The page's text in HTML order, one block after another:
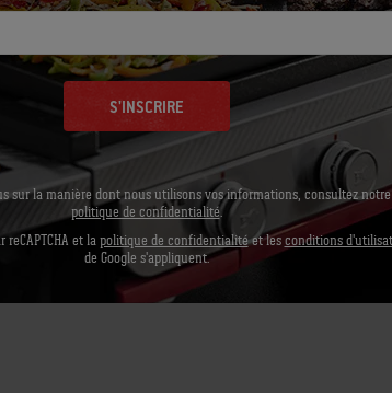
S'INSCRIRE
sur la manière dont nous utilisons vos informations, consultez notre
politique de confidentialité.
et la politique de confidentialitéet les conditions
de Google s'appliquent.